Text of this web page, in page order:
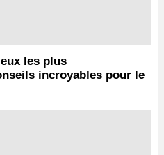
les plus
incroyables pour le